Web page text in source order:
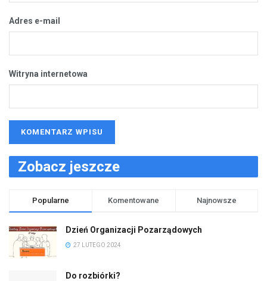
Adres e-mail
Witryna internetowa
Zobacz jeszcze
Popularne Komentowane Najnowsze
Dzień Organizacji Pozarządowych
27 LUTEGO 2024
Do rozbiórki?